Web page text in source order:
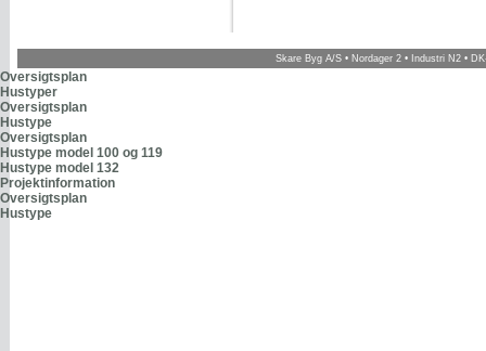
Skare Byg A/S • Nordager 2 • Industri N2 •
Oversigtsplan
Hustyper
Oversigtsplan
Hustype
Oversigtsplan
Hustype model 100 og 119
Hustype model 132
Projektinformation
Oversigtsplan
Hustype